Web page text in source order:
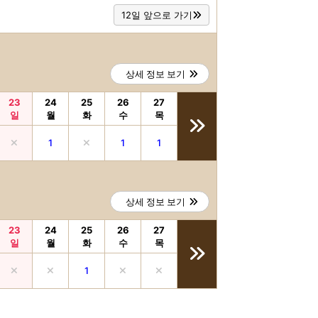
12일 앞으로 가기
상세 정보 보기
23
일
24
월
25
화
26
수
27
목
1 1 1
상세 정보 보기
23
일
24
월
25
화
26
수
27
목
1